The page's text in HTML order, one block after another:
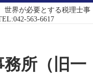
世界が必要とする税理士事
563-6617
所（旧一